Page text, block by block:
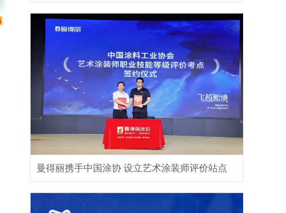
曼得丽携手中国涂协 设立艺术涂装师评价站点